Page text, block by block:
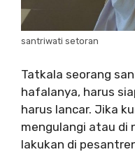
santriwati setoran
Tatkala seorang
hafalanya, harus
harus lancar. Jika
mengulangi atau di
lakukan di